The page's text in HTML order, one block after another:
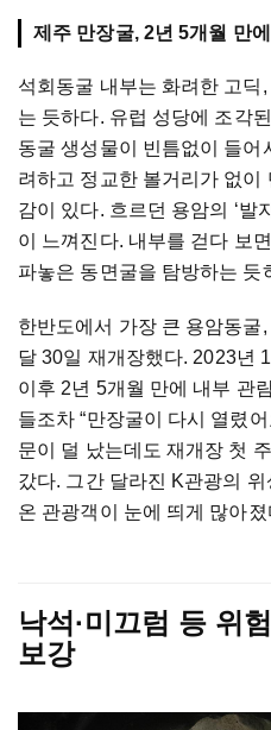
제주 만장굴, 2년 5개월 만
석회동굴 내부는 화려한 고딕
는 듯하다. 유럽 성당에 조각
동굴 생성물이 빈틈없이 들어
려하고 정교한 볼거리가 없이
감이 있다. 흐르던 용암의 ‘발
이 느껴진다. 내부를 걷다 보
파놓은 동면굴을 탐방하는 듯
한반도에서 가장 큰 용암동굴
달 30일 재개장했다. 2023년
이후 2년 5개월 만에 내부 관
들조차 “만장굴이 다시 열렸
문이 덜 났는데도 재개장 첫
갔다. 그간 달라진 K관광의
온 관광객이 눈에 띄게 많아졌
낙석·미끄럼 등 위
보강